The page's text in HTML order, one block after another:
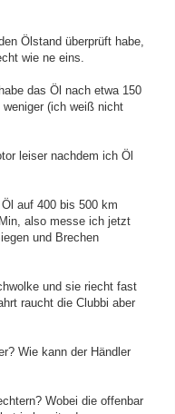
Ölstand überprüft habe,
wie ne eins.
das Öl nach etwa 150
(ich weiß nicht
leiser nachdem ich Öl
auf 400 bis 500 km
also messe ich jetzt
und Brechen
und sie riecht fast
raucht die Clubbi aber
Wie kann der Händler
Wobei die offenbar